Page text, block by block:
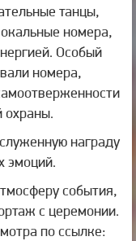
танцы,
номера,
Особый
номера,
охраны.
награду
эмоций.
события,
с церемонии.
по ссылке: